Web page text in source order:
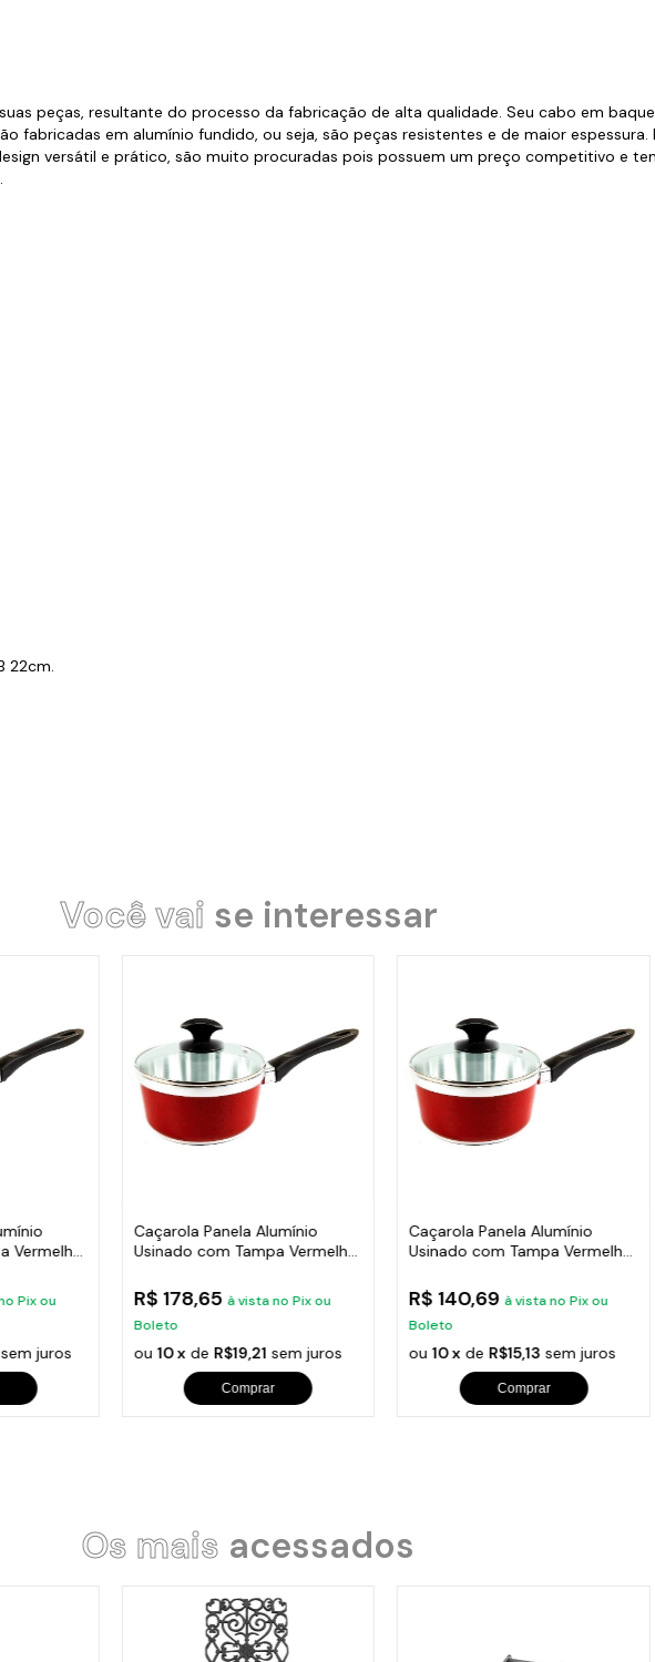
peças, resultante do processo da fabricação de alta qualidade. Seu cabo em
fabricadas em alumínio fundido, ou seja, são peças resistentes e de maior
versátil e prático, são muito procuradas pois possuem um preço competitivo e
22cm.
Você vai se interessar
Vermelho
Pix ou
sem juros
Caçarola Panela Alumínio
Usinado com Tampa Vermelho
R$ 178,65 à vista no Pix ou
Boleto
ou10 x de R$19,21 sem juros
Comprar
Caçarola Panela Alumínio
Usinado com Tampa Vermelho
R$ 140,69à vista no Pix ou
Boleto
ou10 x deR$15,13 sem juros
Comprar
Os mais acessados